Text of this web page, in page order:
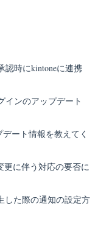
認時にkintoneに連携
インのアップデート
デート情報を教えてく
更に伴う対応の要否に
した際の通知の設定方